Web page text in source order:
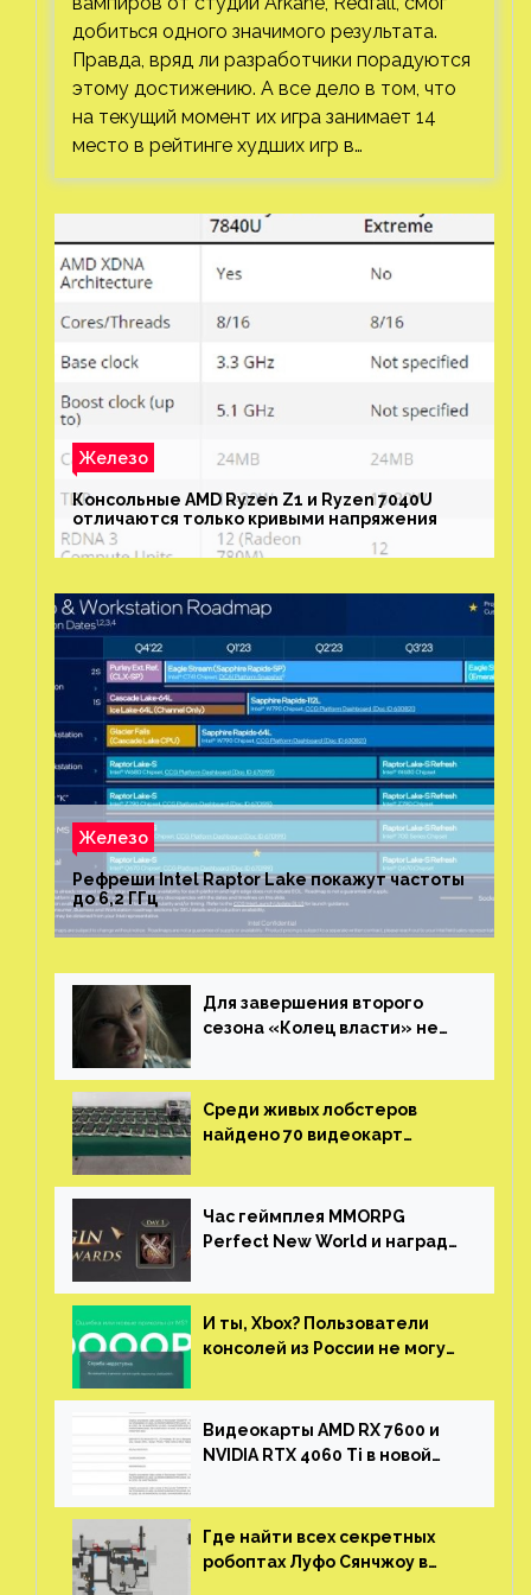
добиться одного значимого результата.
Правда, вряд ли разработчики порадуются
этому достижению. А все дело в том, что
на текущий момент их игра занимает 14
место в рейтинге худших игр в…
Железо
Консольные AMD Ryzen Z1 и Ryzen 7040U
отличаются только кривыми напряжения
Железо
Рефреши Intel Raptor Lake покажут частоты
до 6,2 ГГц
Для завершения второго
сезона «Колец власти» не
Среди живых лобстеров
найдено 70 видеокарт
китайской таможни
Час геймплея MMORPG
Perfect New World и награды
И ты, Xbox? Пользователи
консолей из России не могут
Видеокарты AMD RX 7600 и
NVIDIA RTX 4060 Ti в новой
Где найти всех секретных
робоптах Луфо Сянчжоу в